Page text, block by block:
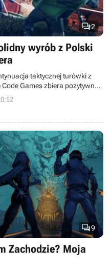
2
wyrób z Polski
taktycznej turówki z
Games zbiera pozytywne
9
Zachodzie? Moja